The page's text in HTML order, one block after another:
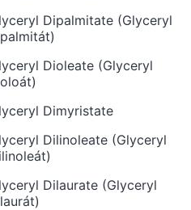
Dipalmitate (Glyceryl
Dioleate (Glyceryl
Dimyristate
Dilinoleate (Glyceryl
Dilaurate (Glyceryl